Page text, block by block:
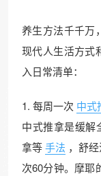
养生方法千千万
现代人生活方式
入日常清单：
1. 每周一次 中式
中式推拿是缓解
拿等手法 ，舒
次60分钟。摩耶